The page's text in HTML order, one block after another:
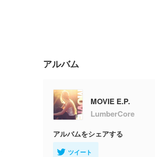
アルバム
MOVIE E.P.
LumberCore
アルバムをシェアする
ツイート